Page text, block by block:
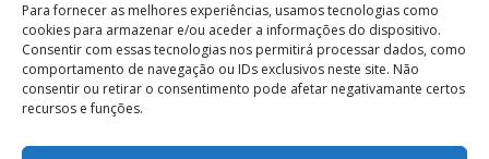
Para fornecer as melhores experiências, usamos tecnologias como
cookies para armazenar e/ou aceder a informações do dispositivo.
Consentir com essas tecnologias nos permitirá processar dados, como
comportamento de navegação ou IDs exclusivos neste site. Não
consentir ou retirar o consentimento pode afetar negativamante certos
recursos e funções.